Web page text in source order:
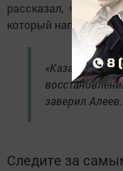
рассказал, что
который направили
«Казань
заверил Алеев.
Следите за